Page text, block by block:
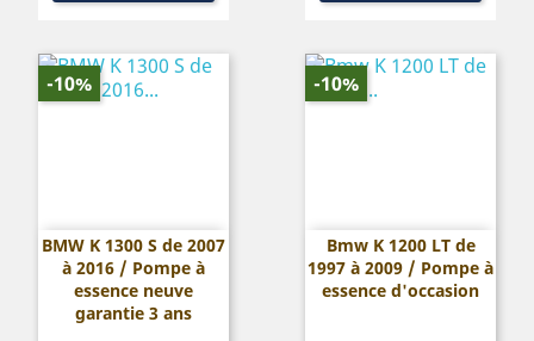
BMW K 1300 S de 2007
à 2016 / Pompe à
essence neuve
garantie 3 ans
-10%
Bmw K 1200 LT de
1997 à 2009 / Pompe à
essence d'occasion
-10%